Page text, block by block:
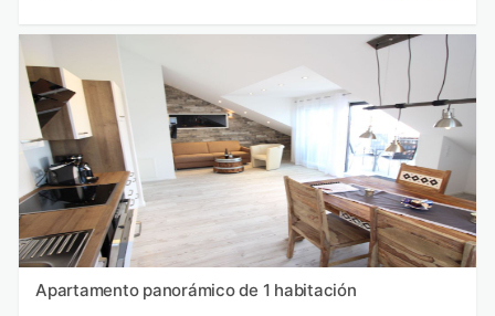
Apartamento panorámico de 1 habitación